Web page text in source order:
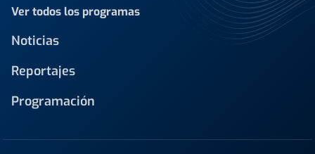
Ver todos los programas
Noticias
Reportajes
Programación